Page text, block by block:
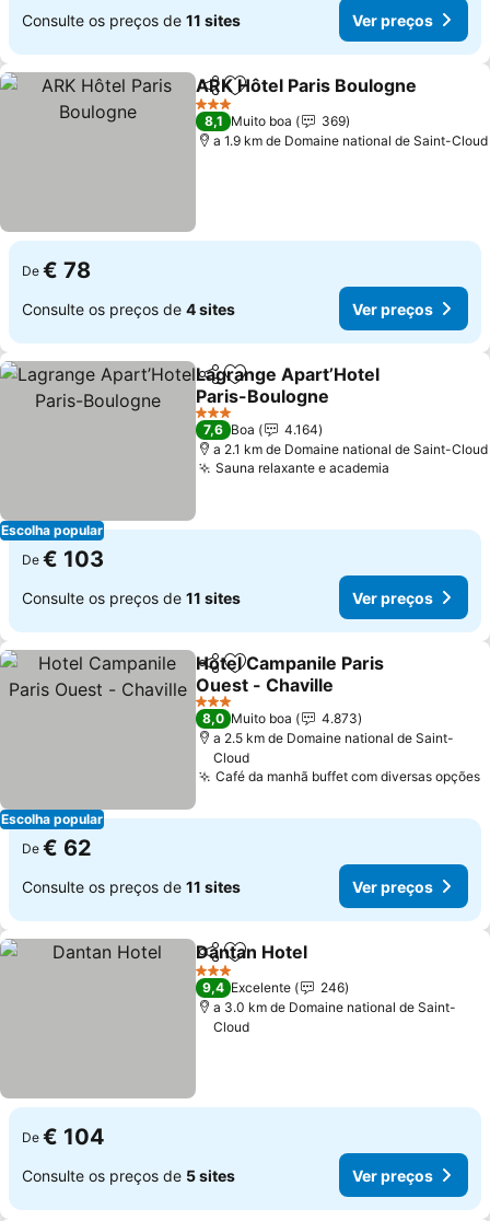
Consulte os preços de 11 sites Ver preços
PartilharAdicionar aos favoritos
ARK Hôtel Paris Boulogne
3 Estrelas
8,1 Muito boa
369
a 1.9 km de Domaine national de Saint-Cloud
De € 78
Consulte os preços de 4 sites Ver preços
Escolha popular
PartilharAdicionar aos favoritos
Lagrange Apart’Hotel
Paris-Boulogne
Ver preços
3 Estrelas
7,6 Boa
4.164
a 2.1 km de Domaine national de Saint-Cloud
Sauna relaxante e academia
De € 103
Consulte os preços de 11 sites Ver preços
Escolha popular
PartilharAdicionar aos favoritos
Hotel Campanile Paris
Ouest - Chaville
Ver preços
3 Estrelas
8,0 Muito boa
4.873
a 2.5 km de Domaine national de Saint-
Cloud
Café da manhã buffet com diversas opções
De € 62
Consulte os preços de 11 sites Ver preços
PartilharAdicionar aos favoritos
Dantan Hotel
3 Estrelas
9,4 Excelente
246
a 3.0 km de Domaine national de Saint-
Cloud
De € 104
Consulte os preços de 5 sites Ver preços